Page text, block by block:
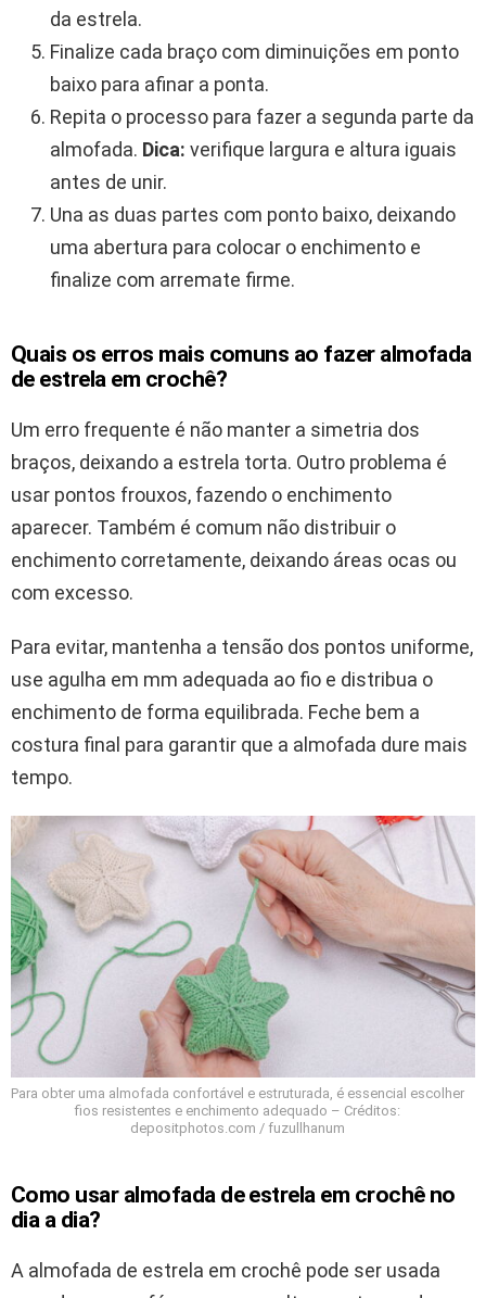
da estrela.
Finalize cada braço com diminuições em ponto
baixo para afinar a ponta.
Repita o processo para fazer a segunda parte da
almofada. Dica: verifique largura e altura iguais
antes de unir.
Una as duas partes com ponto baixo, deixando
uma abertura para colocar o enchimento e
finalize com arremate firme.
Quais os erros mais comuns ao fazer almofada
de estrela em crochê?
Um erro frequente é não manter a simetria dos
braços, deixando a estrela torta. Outro problema é
usar pontos frouxos, fazendo o enchimento
aparecer. Também é comum não distribuir o
enchimento corretamente, deixando áreas ocas ou
com excesso.
Para evitar, mantenha a tensão dos pontos uniforme,
use agulha em mm adequada ao fio e distribua o
enchimento de forma equilibrada. Feche bem a
costura final para garantir que a almofada dure mais
tempo.
Para obter uma almofada confortável e estruturada, é essencial escolher
fios resistentes e enchimento adequado – Créditos:
depositphotos.com / fuzullhanum
Como usar almofada de estrela em crochê no
dia a dia?
A almofada de estrela em crochê pode ser usada